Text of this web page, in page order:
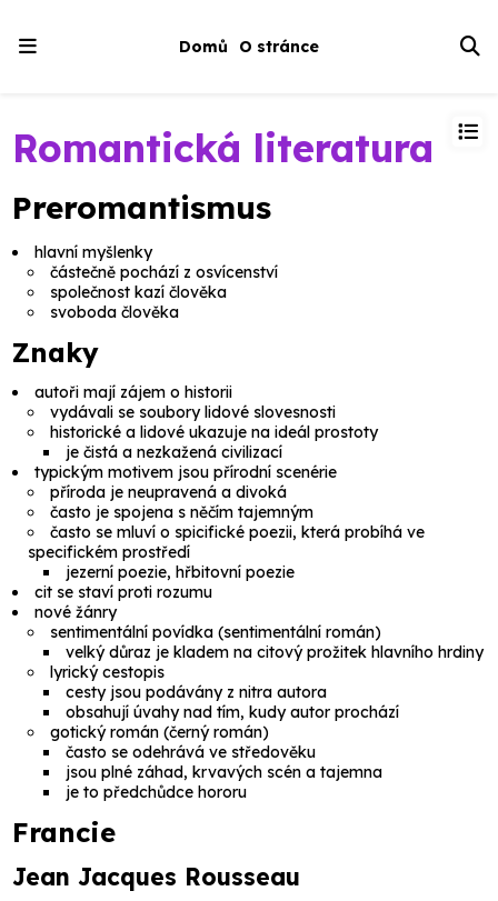
Domů O stránce
Romantická literatura
Preromantismus
hlavní myšlenky
částečně pochází z osvícenství
společnost kazí člověka
svoboda člověka
Znaky
autoři mají zájem o historii
vydávali se soubory lidové slovesnosti
historické a lidové ukazuje na ideál prostoty
je čistá a nezkažená civilizací
typickým motivem jsou přírodní scenérie
příroda je neupravená a divoká
často je spojena s něčím tajemným
často se mluví o spicifické poezii, která probíhá ve
specifickém prostředí
jezerní poezie, hřbitovní poezie
cit se staví proti rozumu
nové žánry
sentimentální povídka (sentimentální román)
velký důraz je kladem na citový prožitek hlavního hrdiny
lyrický cestopis
cesty jsou podávány z nitra autora
obsahují úvahy nad tím, kudy autor prochází
gotický román (černý román)
často se odehrává ve středověku
jsou plné záhad, krvavých scén a tajemna
je to předchůdce hororu
Francie
Jean Jacques Rousseau